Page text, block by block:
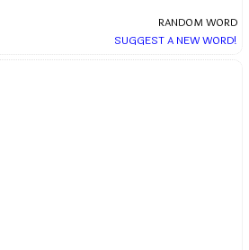
RANDOM WORD
SUGGEST A NEW WORD!